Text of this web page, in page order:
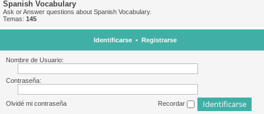
Spanish Vocabulary
Ask or Answer questions about Spanish Vocabulary.
Temas: 145
Identificarse• Registrarse
Nombre de Usuario:
Contraseña:
Olvidé mi contraseña Recordar